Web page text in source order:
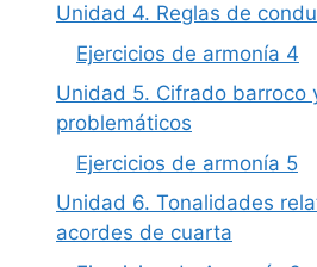
Unidad 4. Reglas de
Ejercicios de armonía 4
Unidad 5. Cifrado barroco
problemáticos
Ejercicios de armonía 5
Unidad 6. Tonalidades
acordes de cuarta